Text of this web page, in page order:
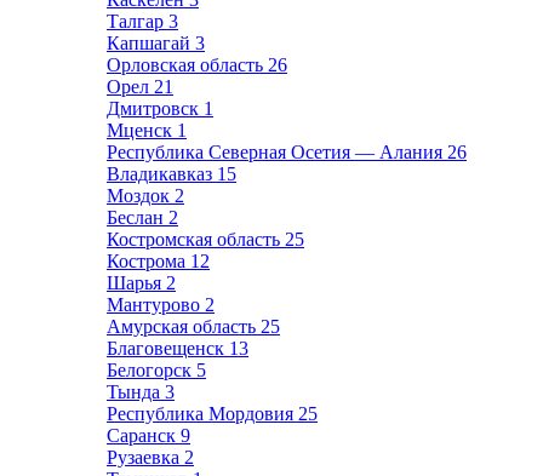
Талгар 3
Капшагай 3
Орловская область 26
Орел 21
Дмитровск 1
Мценск 1
Республика Северная Осетия — Алания 26
Владикавказ 15
Моздок 2
Беслан 2
Костромская область 25
Кострома 12
Шарья 2
Мантурово 2
Амурская область 25
Благовещенск 13
Белогорск 5
Тында 3
Республика Мордовия 25
Саранск 9
Рузаевка 2